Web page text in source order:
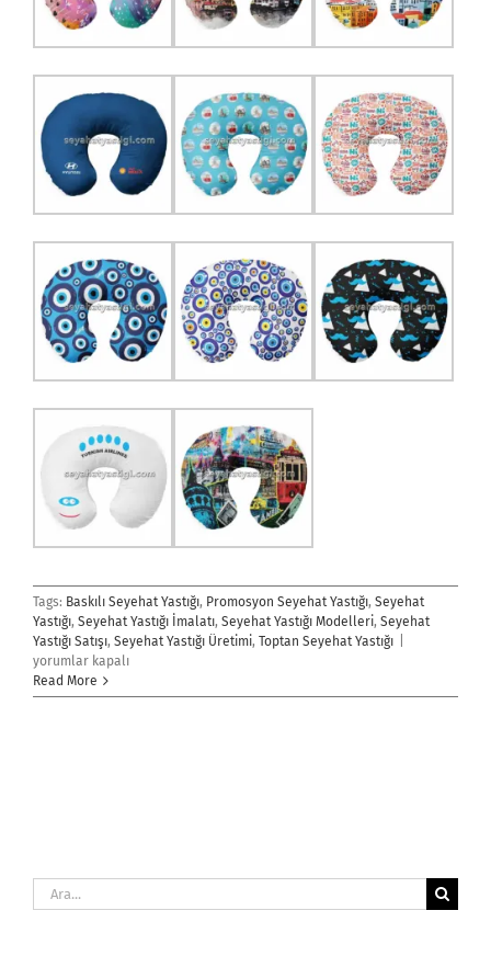
Tags: Baskılı Seyehat Yastığı, Promosyon Seyehat Yastığı, Seyehat
Yastığı, Seyehat Yastığı İmalatı, Seyehat Yastığı Modelleri, Seyehat
Yastığı Satışı, Seyehat Yastığı Üretimi, Toptan Seyehat Yastığı
yorumlar kapalı
Read More
Ara: